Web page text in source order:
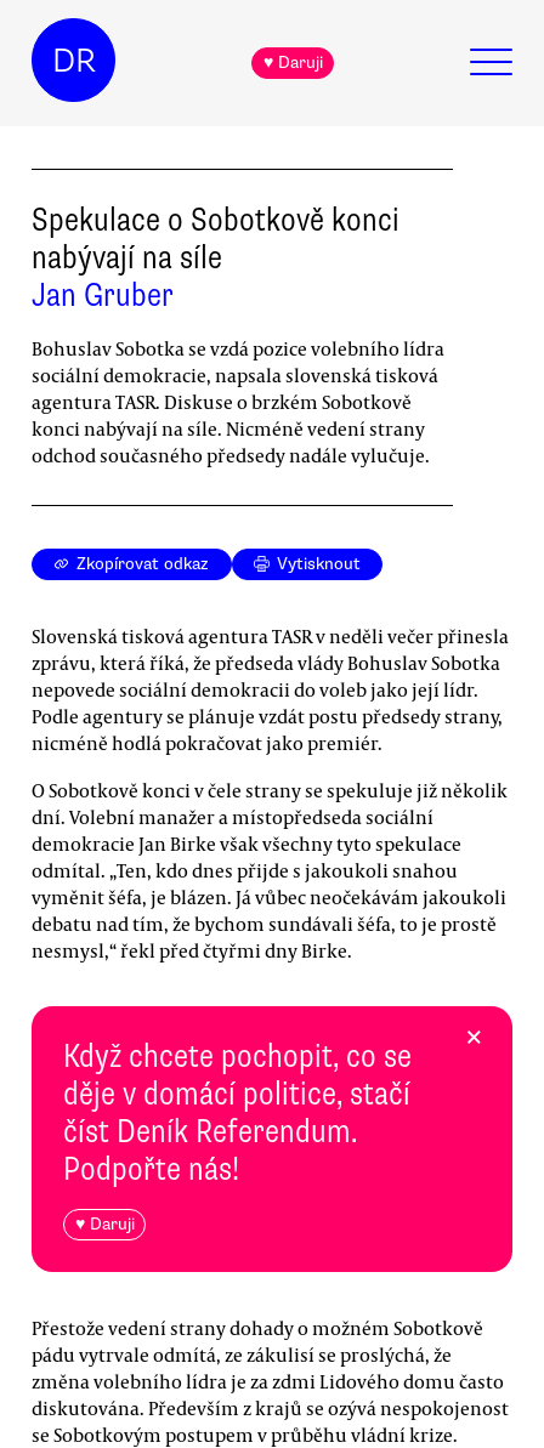
DR ♥ Daruji
Spekulace o Sobotkově konci
nabývají na síle
Jan Gruber
Bohuslav Sobotka se vzdá pozice volebního lídra
sociální demokracie, napsala slovenská tisková
agentura TASR. Diskuse o brzkém Sobotkově
konci nabývají na síle. Nicméně vedení strany
odchod současného předsedy nadále vylučuje.
Zkopírovat odkaz Vytisknout
Slovenská tisková agentura TASR v neděli večer přinesla
zprávu, která říká, že předseda vlády Bohuslav Sobotka
nepovede sociální demokracii do voleb jako její lídr.
Podle agentury se plánuje vzdát postu předsedy strany,
nicméně hodlá pokračovat jako premiér.
O Sobotkově konci v čele strany se spekuluje již několik
dní. Volební manažer a místopředseda sociální
demokracie Jan Birke však všechny tyto spekulace
odmítal. „Ten, kdo dnes přijde s jakoukoli snahou
vyměnit šéfa, je blázen. Já vůbec neočekávám jakoukoli
debatu nad tím, že bychom sundávali šéfa, to je prostě
nesmysl,“ řekl před čtyřmi dny Birke.
Když chcete pochopit, co se
děje v domácí politice, stačí
číst Deník Referendum.
Podpořte nás!
♥ Daruji
×
Přestože vedení strany dohady o možném Sobotkově
pádu vytrvale odmítá, ze zákulisí se proslýchá, že
změna volebního lídra je za zdmi Lidového domu často
diskutována. Především z krajů se ozývá nespokojenost
se Sobotkovým postupem v průběhu vládní krize.